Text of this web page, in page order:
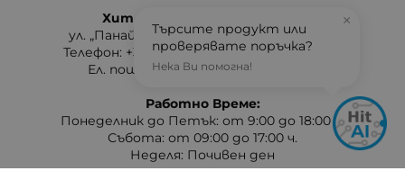
Хит Електроникс Монтана
ул. „Панайот Хитов“ 46, 3400 Монтана
Телефон: +359 96 304 314 / +359 876 304314
Ел. поща: info:at:hit-electronics.com
Работно Време:
Понеделник до Петък: от 9:00 до 18:00 ч.
Събота: от 09:00 до 17:00 ч.
Неделя: Почивен ден
×
Търсите продукт или
проверявате поръчка?
Нека Ви помогна!